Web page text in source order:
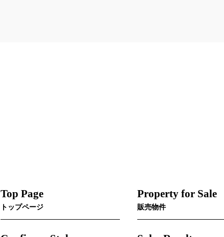
Top Page
トップページ
Property for Sale
販売物件